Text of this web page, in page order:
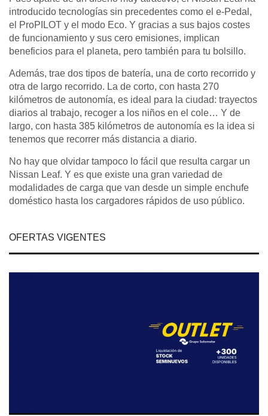
introducido tecnologías sin precedentes como el e-Pedal,
el ProPILOT y el modo Eco. Y gracias a sus bajos costes
de funcionamiento y sus cero emisiones, implican
beneficios para el planeta, pero también para tu bolsillo.
Además, trae dos tipos de batería, una de corto recorrido y
otra de largo recorrido. La de corto, con hasta 270
kilómetros de autonomía, es ideal para la ciudad: trayectos
diarios al trabajo, recoger a los niños en el cole… Y de
largo, con hasta 385 kilómetros de autonomía es la idea si
tenemos que recorrer más distancia a diario.
No hay que olvidar tampoco lo fácil que resulta cargar un
Nissan Leaf. Y es que existe una gran variedad de
modalidades de carga que van desde un simple enchufe
doméstico hasta los cargadores rápidos de uso público.
OFERTAS VIGENTES